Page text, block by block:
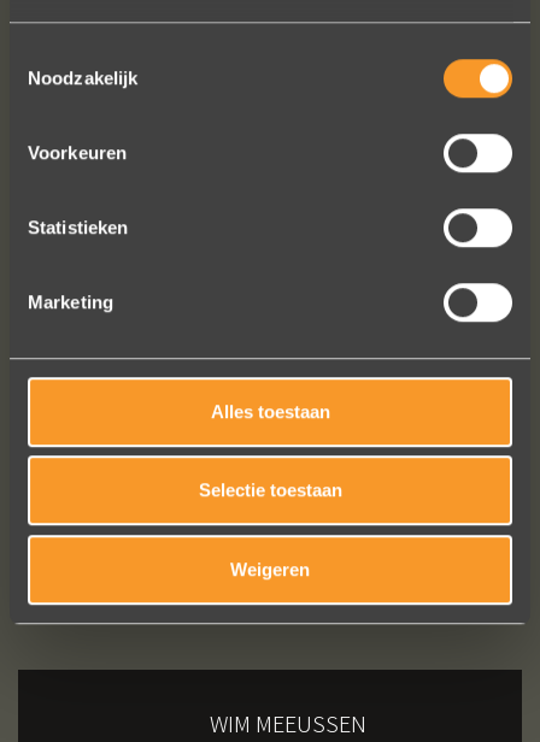
Noodzakelijk
Voorkeuren
Statistieken
Marketing
Alles toestaan
Selectie toestaan
Weigeren
Bekijk al onze reviews
WIM MEEUSSEN